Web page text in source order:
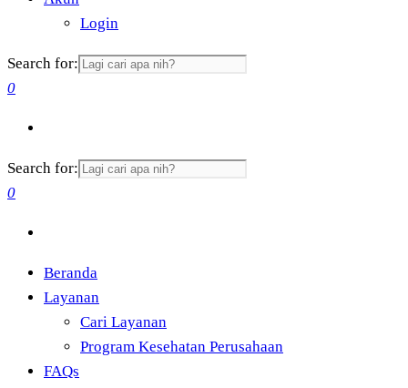
Login
Search for:
0
Search for:
0
Beranda
Layanan
Cari Layanan
Program Kesehatan Perusahaan
FAQs